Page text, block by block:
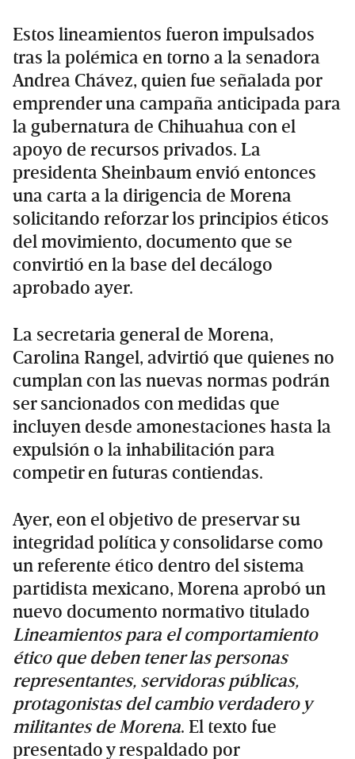
Estos lineamientos fueron impulsados
tras la polémica en torno a la senadora
Andrea Chávez, quien fue señalada por
emprender una campaña anticipada para
la gubernatura de Chihuahua con el
apoyo de recursos privados. La
presidenta Sheinbaum envió entonces
una carta a la dirigencia de Morena
solicitando reforzar los principios éticos
del movimiento, documento que se
convirtió en la base del decálogo
aprobado ayer.
La secretaria general de Morena,
Carolina Rangel, advirtió que quienes no
cumplan con las nuevas normas podrán
ser sancionados con medidas que
incluyen desde amonestaciones hasta la
expulsión o la inhabilitación para
competir en futuras contiendas.
Ayer, eon el objetivo de preservar su
integridad política y consolidarse como
un referente ético dentro del sistema
partidista mexicano, Morena aprobó un
nuevo documento normativo titulado
Lineamientos para el comportamiento
ético que deben tener las personas
representantes, servidoras públicas,
protagonistas del cambio verdadero y
militantes de Morena. El texto fue
presentado y respaldado por